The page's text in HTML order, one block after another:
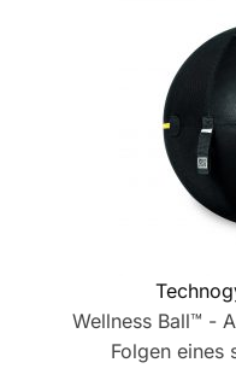
Wellness Ball™ -
Folgen eines